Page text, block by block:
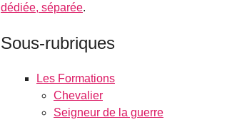
dédiée, séparée.
Sous-rubriques
Les Formations
Chevalier
Seigneur de la guerre